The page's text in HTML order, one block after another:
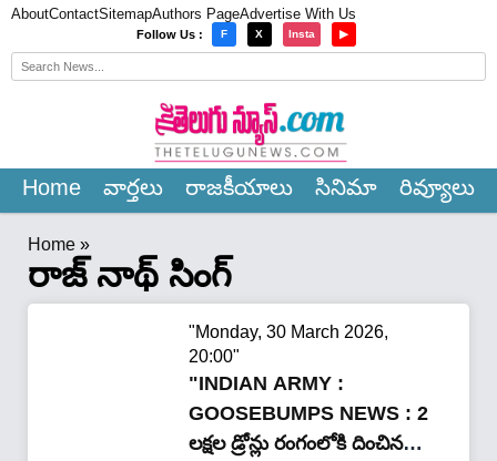
AboutContactSitemapAuthors PageAdvertise With Us
Follow Us : F X Insta ▶
Home వార్త‌లు రాజ‌కీయాలు సినిమా రివ్యూలు
Home »
రాజ్ నాథ్ సింగ్
"Monday, 30 March 2026,
20:00"
"INDIAN ARMY :
GOOSEBUMPS NEWS : 2
లక్షల డ్రోన్లు రంగంలోకి దించిన